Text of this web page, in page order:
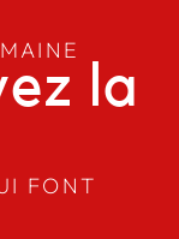
la
FONT